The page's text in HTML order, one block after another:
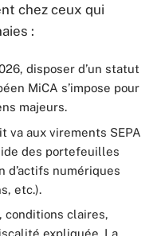
chez ceux qui
:
disposer d’un statut
MiCA s’impose pour
majeurs.
va aux virements SEPA
des portefeuilles
d’actifs numériques
etc.).
conditions claires,
expliquée. La